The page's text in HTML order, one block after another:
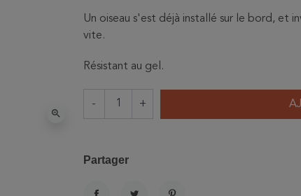
zoom_in
Un oiseau s'est déjà installé sur le bord, et
vite.
Résistant au gel.
- +
Partager